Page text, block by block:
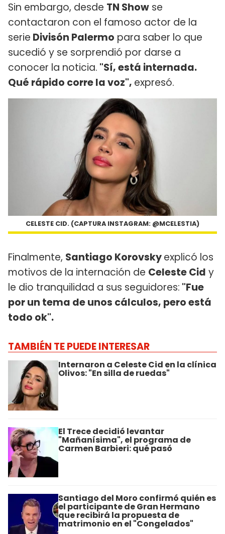
Sin embargo, desde TN Show se
contactaron con el famoso actor de la
serie Divisón Palermo para saber lo que
sucedió y se sorprendió por darse a
conocer la noticia. "Sí, está internada.
Qué rápido corre la voz", expresó.
CELESTE CID. (CAPTURA INSTAGRAM: @MCELESTIA)
Finalmente, Santiago Korovskyexplicó los
motivos de la internación de Celeste Cid y
le dio tranquilidad a sus seguidores: "Fue
por un tema de unos cálculos, pero está
todo ok".
TAMBIÉN TE PUEDE INTERESAR
Internaron a Celeste Cid en la clínica
Olivos: "En silla de ruedas"
El Trece decidió levantar
"Mañanísima", el programa de
Carmen Barbieri: qué pasó
Santiago del Moro confirmó quién es
el participante de Gran Hermano
que recibirá la propuesta de
matrimonio en el "Congelados"